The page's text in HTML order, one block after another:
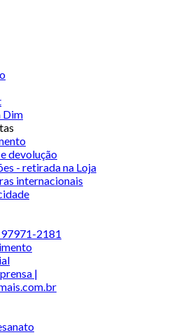
Dim
devolução
- retirada na Loja
internacionais
2181
|